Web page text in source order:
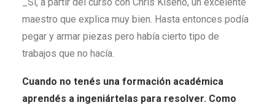
maestro que explica muy bien. Hasta entonces podía
pegar y armar piezas pero había cierto tipo de
trabajos que no hacía.
Cuando no tenés una formación académica
aprendés a ingeniártelas para resolver. Como